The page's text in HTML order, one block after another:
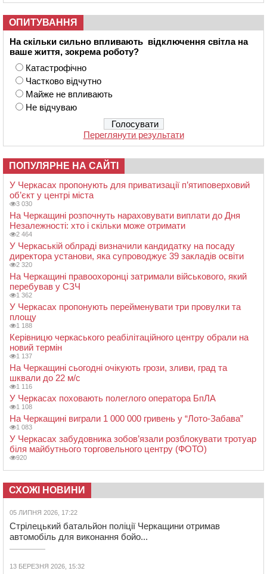
ОПИТУВАННЯ
На скільки сильно впливають відключення світла на
ваше життя, зокрема роботу?
Катастрофічно
Частково відчутно
Майже не впливають
Не відчуваю
Переглянути результати
ПОПУЛЯРНЕ НА САЙТІ
У Черкасах пропонують для приватизації п’ятиповерховий
об’єкт у центрі міста
3 030
На Черкащині розпочнуть нараховувати виплати до Дня
Незалежності: хто і скільки може отримати
2 464
У Черкаській облраді визначили кандидатку на посаду
директора установи, яка супроводжує 39 закладів освіти
2 320
На Черкащині правоохоронці затримали військового, який
перебував у СЗЧ
1 362
У Черкасах пропонують перейменувати три провулки та
площу
1 188
Керівницю черкаського реабілітаційного центру обрали на
новий термін
1 137
На Черкащині сьогодні очікують грози, зливи, град та
шквали до 22 м/с
1 116
У Черкасах поховають полеглого оператора БпЛА
1 108
На Черкащині виграли 1 000 000 гривень у “Лото-Забава”
1 083
У Черкасах забудовника зобов’язали розблокувати тротуар
біля майбутнього торговельного центру (ФОТО)
920
СХОЖІ НОВИНИ
05 ЛИПНЯ 2026, 17:22
Стрілецький батальйон поліції Черкащини отримав
автомобіль для виконання бойо...
13 БЕРЕЗНЯ 2026, 15:32